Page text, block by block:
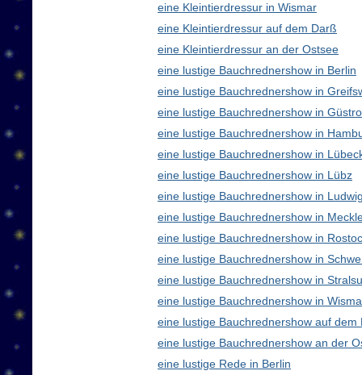
eine Kleintierdressur in Wismar
eine Kleintierdressur auf dem Darß
eine Kleintierdressur an der Ostsee
eine lustige Bauchrednershow in Berlin
eine lustige Bauchrednershow in
eine lustige Bauchrednershow in
eine lustige Bauchrednershow in
eine lustige Bauchrednershow in
eine lustige Bauchrednershow in Lübz
eine lustige Bauchrednershow in
eine lustige Bauchrednershow in
eine lustige Bauchrednershow in
eine lustige Bauchrednershow in
eine lustige Bauchrednershow in
eine lustige Bauchrednershow in
eine lustige Bauchrednershow auf dem
eine lustige Bauchrednershow an der
eine lustige Rede in Berlin